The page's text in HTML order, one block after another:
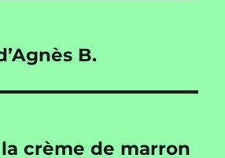
B.
crème de marron